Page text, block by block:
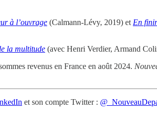
à l’ouvrage (Calmann-Lévy, 2019) etEn
la multitude (avec Henri Verdier, Armand
revenus en France en août 2024.
et son compte Twitter :